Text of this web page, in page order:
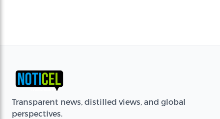
Transparent news, distilled views, and global
perspectives.